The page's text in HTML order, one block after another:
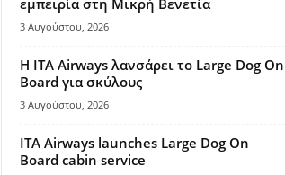
εμπειρία στη Μικρή Βενετία
3 Αυγούστου, 2026
Η ITA Airways λανσάρει το Large Dog On
Board για σκύλους
3 Αυγούστου, 2026
ITA Airways launches Large Dog On
Board cabin service